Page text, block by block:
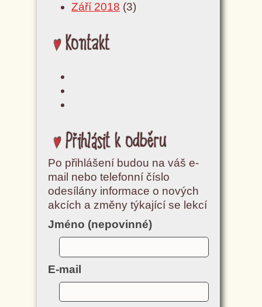
Září 2018 (3)
Kontakt
Přihlásit k odběru
Po přihlášení budou na váš e-
mail nebo telefonní číslo
odesílány informace o nových
akcích a změny týkající se lekcí
Jméno (nepovinné)
E-mail